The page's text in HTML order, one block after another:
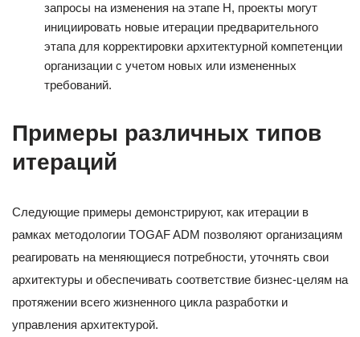
запросы на изменения на этапе H, проекты могут
инициировать новые итерации предварительного
этапа для корректировки архитектурной компетенции
организации с учетом новых или измененных
требований.
Примеры различных типов
итераций
Следующие примеры демонстрируют, как итерации в
рамках методологии TOGAF ADM позволяют организациям
реагировать на меняющиеся потребности, уточнять свои
архитектуры и обеспечивать соответствие бизнес-целям на
протяжении всего жизненного цикла разработки и
управления архитектурой.